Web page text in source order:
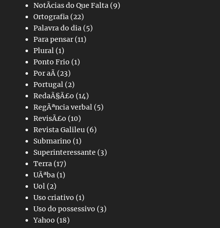
NotÃ­cias do Que Falta (9)
Ortografia (22)
Palavra do dia (5)
Para pensar(11)
Plural (1)
Ponto Frio (1)
Por aÃ­ (23)
Portugal (2)
RedaÃ§Ã£o (14)
RegÃªncia verbal (5)
RevisÃ£o (10)
Revista Galileu (6)
Submarino (1)
Superinteressante (3)
Terra (17)
UÃªba (1)
Uol (2)
Uso criativo (1)
Uso do possessivo (3)
Yahoo (18)